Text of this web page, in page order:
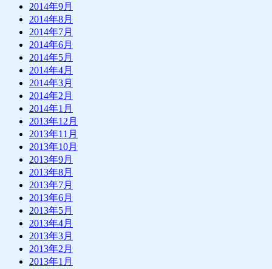
2014年9月
2014年8月
2014年7月
2014年6月
2014年5月
2014年4月
2014年3月
2014年2月
2014年1月
2013年12月
2013年11月
2013年10月
2013年9月
2013年8月
2013年7月
2013年6月
2013年5月
2013年4月
2013年3月
2013年2月
2013年1月